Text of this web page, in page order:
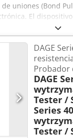
uniones (Bond
El
y durante
de
de trabajo.
Control Card) y
un valioso
DAGE Serie
fase Frecuencia:
de precisión Aire
bueno. El
visibles,
DAGE
Probador
DAGE
Tester /
Series
Tester /